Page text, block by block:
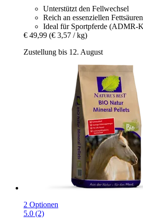
Unterstützt den Fellwechsel
Reich an essenziellen Fettsäuren
Ideal für Sportpferde (ADMR-
€ 49,99 (€ 3,57 / kg)
Zustellung bis 12. August
2 Optionen
5.0 (2)